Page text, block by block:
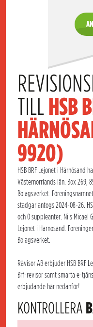
TILL HSB
9920)
HSB BRF Lejonet i Härnösand
Västernorrlands län. Box 269,
Bolagsverket.
stadgar antogs 2024-08-26.
och 0 suppleanter. Nils Micael
Lejonet i Härnösand.
Bolagsverket.
Rävisor AB erbjuder HSB BRF
Brf-revisor samt smarta e-
erbjudande här nedanför!
KONTROLLERA